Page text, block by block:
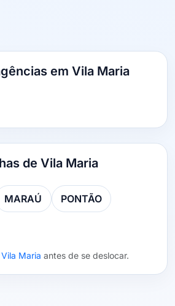
em Vila Maria
de Vila Maria
MARAÚ PONTÃO
Maria antes de se deslocar.